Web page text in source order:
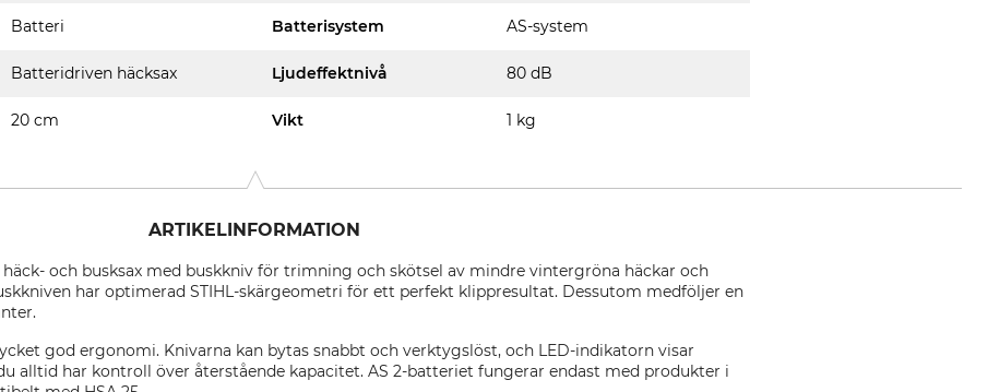
Batteri Batterisystem AS-system
Batteridriven häcksax Ljudeffektnivå 80 dB
20 cm Vikt 1 kg
ARTIKELINFORMATION
och busksax med buskkniv för trimning och skötsel av mindre vintergröna häckar och
har optimerad STIHL-skärgeometri för ett perfekt klippresultat. Dessutom medföljer en
god ergonomi. Knivarna kan bytas snabbt och verktygslöst, och LED-indikatorn visar
alltid har kontroll över återstående kapacitet. AS 2-batteriet fungerar endast med produkter i